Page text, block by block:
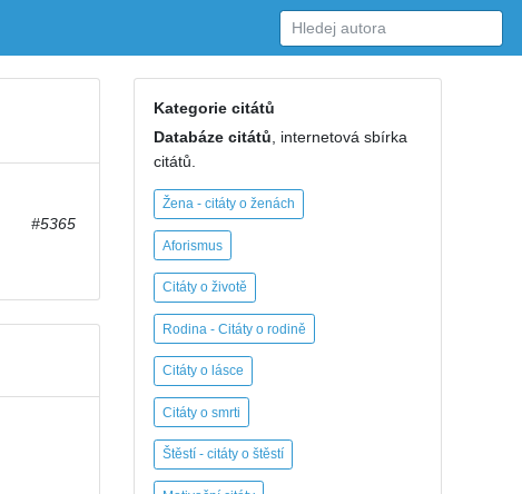
#5365
Kategorie citátů
Databáze citátů , internetová sbírka
citátů.
Žena - citáty o ženách
Aforismus
Citáty o životě
Rodina - Citáty o rodině
Citáty o lásce
Citáty o smrti
Štěstí - citáty o štěstí